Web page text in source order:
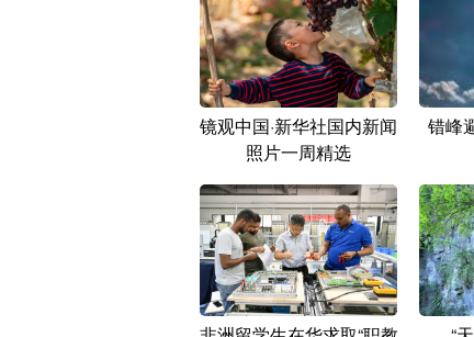
镜观中国·新华社国内新闻
照片一周精选
错峰